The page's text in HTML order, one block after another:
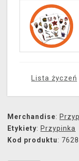
Lista życzeń
Merchandise:
Etykiety: Przypinka
Kod produktu: